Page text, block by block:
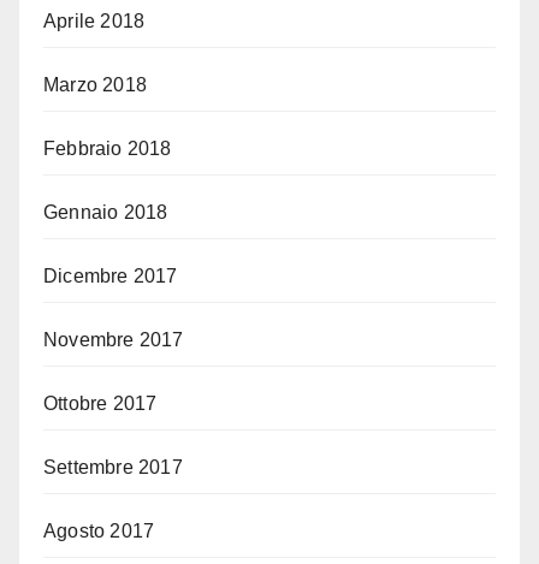
Aprile 2018
Marzo 2018
Febbraio 2018
Gennaio 2018
Dicembre 2017
Novembre 2017
Ottobre 2017
Settembre 2017
Agosto 2017